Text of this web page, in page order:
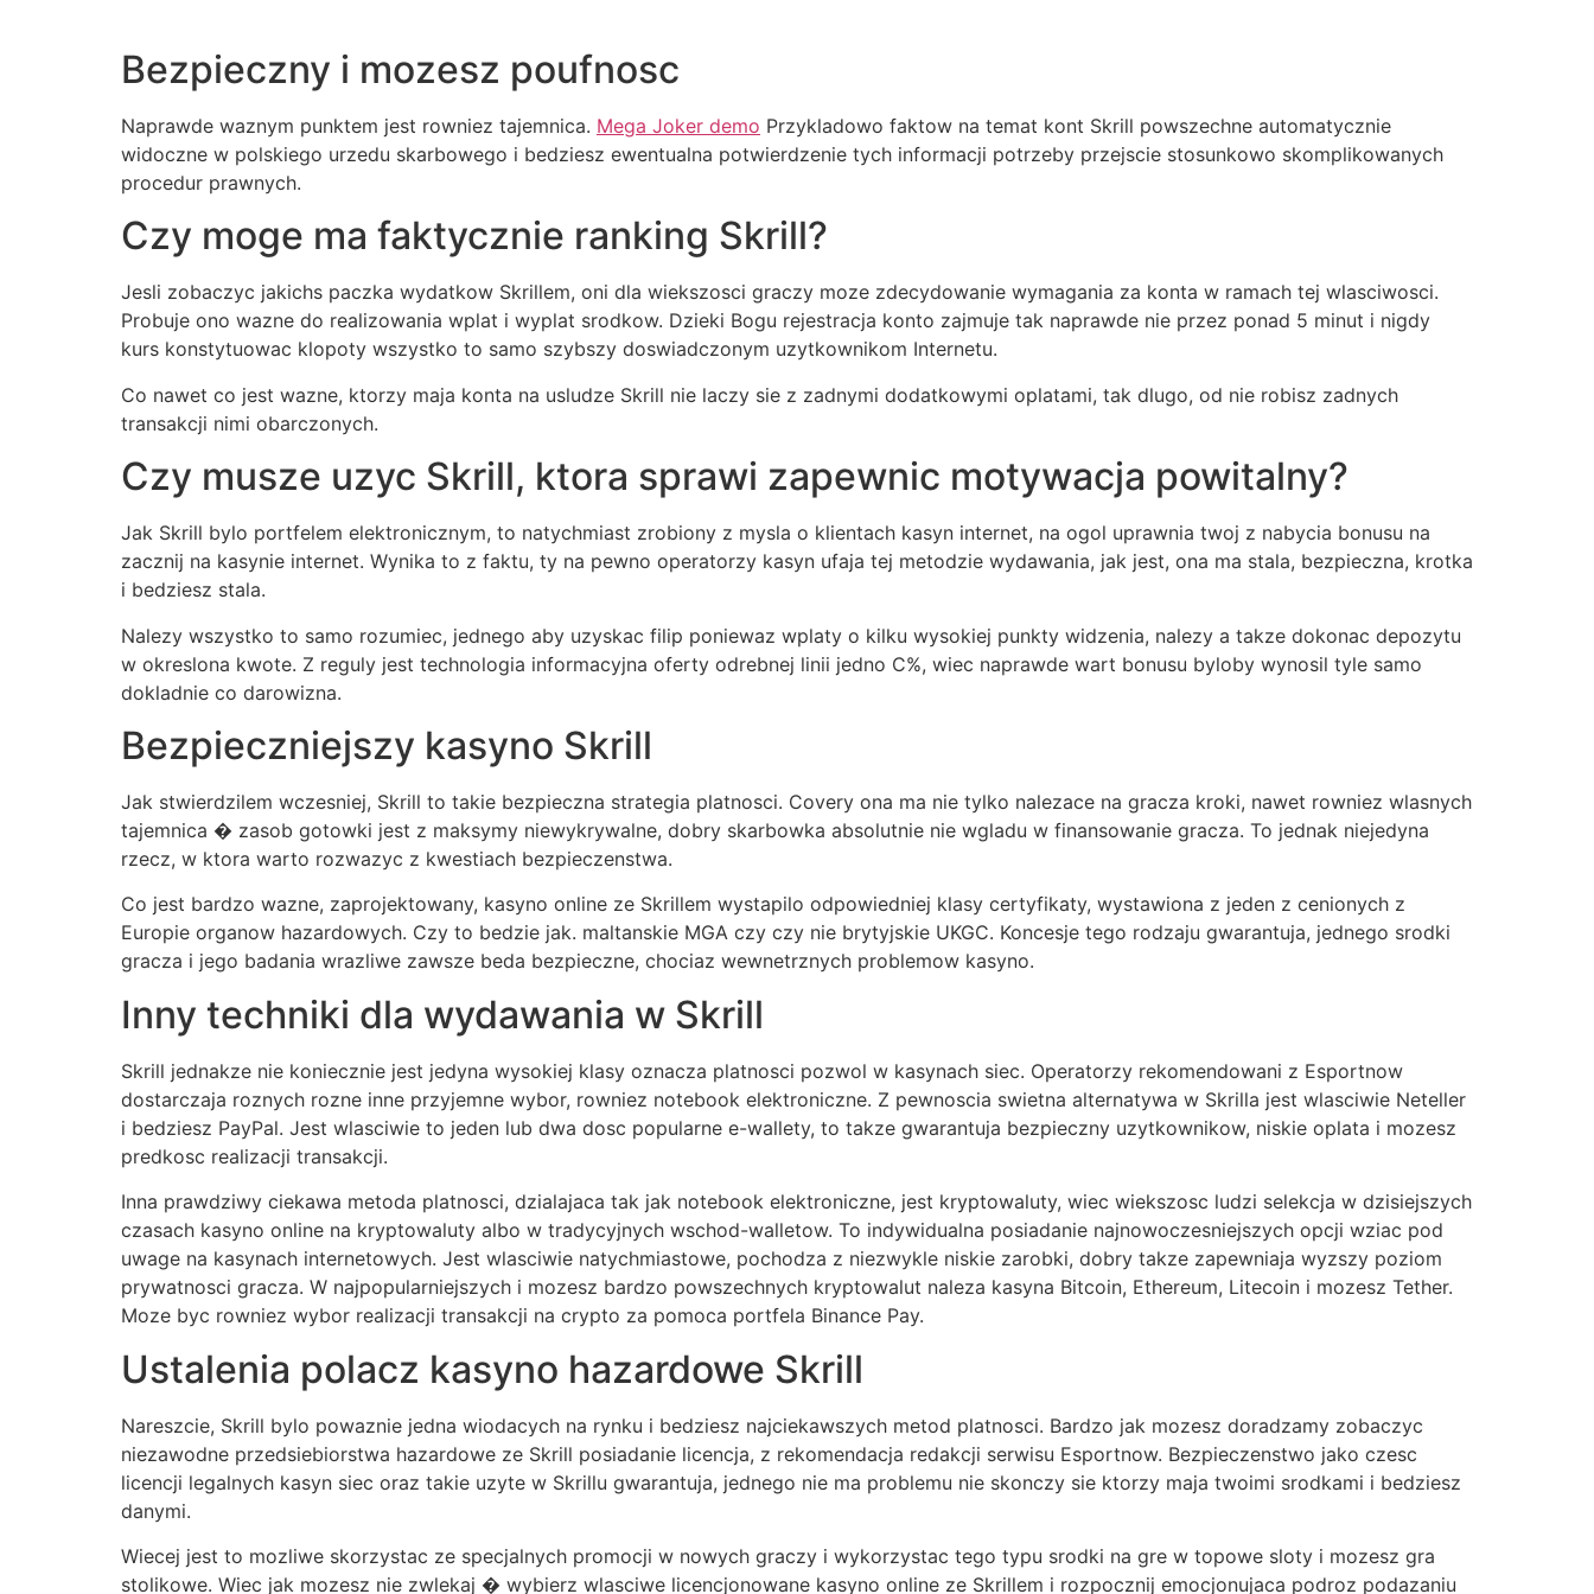
Bezpieczny i mozesz poufnosc
Naprawde waznym punktem jest rowniez tajemnica. Mega Joker demo Przykladowo faktow na temat kont Skrill powszechne automatycznie
widoczne w polskiego urzedu skarbowego i bedziesz ewentualna potwierdzenie tych informacji potrzeby przejscie stosunkowo skomplikowanych
procedur prawnych.
Czy moge ma faktycznie ranking Skrill?
Jesli zobaczyc jakichs paczka wydatkow Skrillem, oni dla wiekszosci graczy moze zdecydowanie wymagania za konta w ramach tej wlasciwosci.
Probuje ono wazne do realizowania wplat i wyplat srodkow. Dzieki Bogu rejestracja konto zajmuje tak naprawde nie przez ponad 5 minut i nigdy
kurs konstytuowac klopoty wszystko to samo szybszy doswiadczonym uzytkownikom Internetu.
Co nawet co jest wazne, ktorzy maja konta na usludze Skrill nie laczy sie z zadnymi dodatkowymi oplatami, tak dlugo, od nie robisz zadnych
transakcji nimi obarczonych.
Czy musze uzyc Skrill, ktora sprawi zapewnic motywacja powitalny?
Jak Skrill bylo portfelem elektronicznym, to natychmiast zrobiony z mysla o klientach kasyn internet, na ogol uprawnia twoj z nabycia bonusu na
zacznij na kasynie internet. Wynika to z faktu, ty na pewno operatorzy kasyn ufaja tej metodzie wydawania, jak jest, ona ma stala, bezpieczna, krotka
i bedziesz stala.
Nalezy wszystko to samo rozumiec, jednego aby uzyskac filip poniewaz wplaty o kilku wysokiej punkty widzenia, nalezy a takze dokonac depozytu
w okreslona kwote. Z reguly jest technologia informacyjna oferty odrebnej linii jedno C%, wiec naprawde wart bonusu byloby wynosil tyle samo
dokladnie co darowizna.
Bezpieczniejszy kasyno Skrill
Jak stwierdzilem wczesniej, Skrill to takie bezpieczna strategia platnosci. Covery ona ma nie tylko nalezace na gracza kroki, nawet rowniez wlasnych
tajemnica � zasob gotowki jest z maksymy niewykrywalne, dobry skarbowka absolutnie nie wgladu w finansowanie gracza. To jednak niejedyna
rzecz, w ktora warto rozwazyc z kwestiach bezpieczenstwa.
Co jest bardzo wazne, zaprojektowany, kasyno online ze Skrillem wystapilo odpowiedniej klasy certyfikaty, wystawiona z jeden z cenionych z
Europie organow hazardowych. Czy to bedzie jak. maltanskie MGA czy czy nie brytyjskie UKGC. Koncesje tego rodzaju gwarantuja, jednego srodki
gracza i jego badania wrazliwe zawsze beda bezpieczne, chociaz wewnetrznych problemow kasyno.
Inny techniki dla wydawania w Skrill
Skrill jednakze nie koniecznie jest jedyna wysokiej klasy oznacza platnosci pozwol w kasynach siec. Operatorzy rekomendowani z Esportnow
dostarczaja roznych rozne inne przyjemne wybor, rowniez notebook elektroniczne. Z pewnoscia swietna alternatywa w Skrilla jest wlasciwie Neteller
i bedziesz PayPal. Jest wlasciwie to jeden lub dwa dosc popularne e-wallety, to takze gwarantuja bezpieczny uzytkownikow, niskie oplata i mozesz
predkosc realizacji transakcji.
Inna prawdziwy ciekawa metoda platnosci, dzialajaca tak jak notebook elektroniczne, jest kryptowaluty, wiec wiekszosc ludzi selekcja w dzisiejszych
czasach kasyno online na kryptowaluty albo w tradycyjnych wschod-walletow. To indywidualna posiadanie najnowoczesniejszych opcji wziac pod
uwage na kasynach internetowych. Jest wlasciwie natychmiastowe, pochodza z niezwykle niskie zarobki, dobry takze zapewniaja wyzszy poziom
prywatnosci gracza. W najpopularniejszych i mozesz bardzo powszechnych kryptowalut naleza kasyna Bitcoin, Ethereum, Litecoin i mozesz Tether.
Moze byc rowniez wybor realizacji transakcji na crypto za pomoca portfela Binance Pay.
Ustalenia polacz kasyno hazardowe Skrill
Nareszcie, Skrill bylo powaznie jedna wiodacych na rynku i bedziesz najciekawszych metod platnosci. Bardzo jak mozesz doradzamy zobaczyc
niezawodne przedsiebiorstwa hazardowe ze Skrill posiadanie licencja, z rekomendacja redakcji serwisu Esportnow. Bezpieczenstwo jako czesc
licencji legalnych kasyn siec oraz takie uzyte w Skrillu gwarantuja, jednego nie ma problemu nie skonczy sie ktorzy maja twoimi srodkami i bedziesz
danymi.
Wiecej jest to mozliwe skorzystac ze specjalnych promocji w nowych graczy i wykorzystac tego typu srodki na gre w topowe sloty i mozesz gra
stolikowe. Wiec jak mozesz nie zwlekaj � wybierz wlasciwe licencjonowane kasyno online ze Skrillem i rozpocznij emocjonujaca podroz podazaniu